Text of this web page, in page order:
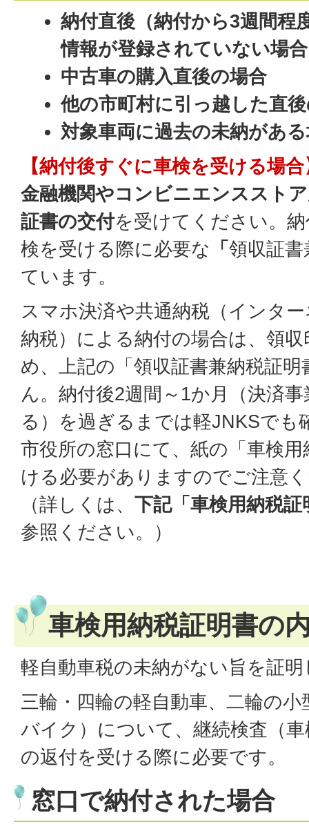
納付直後（納付から3週間程
情報が登録されていない場合
中古車の購入直後の場合
他の市町村に引っ越した直
対象車両に過去の未納があ
【納付後すぐに車検を受ける場合
金融機関やコンビニエンススト
証書の交付を受けてください。
検を受ける際に必要な 「 領収証書
ています。
スマホ決済や共通納税（インタ
納税）による納付の場合は、領
め、上記の「領収証書兼納税証
ん。納付後2週間～1か月（決済
る）を過ぎるまでは軽JNKSでも
市役所の窓口にて、紙の「車検
ける必要がありますのでご注意
（詳しくは、 下記「車検用納税
参照ください。）
車検用納税証明書の
軽自動車税の未納がない旨を証
三輪・四輪の軽自動車、二輪の
バイク）について、継続検査（
の返付を受ける際に必要です。
窓口で納付された場合